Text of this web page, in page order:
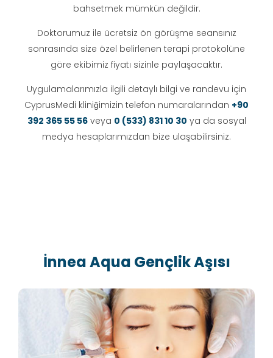
bahsetmek mümkün değildir.
Doktorumuz ile ücretsiz ön görüşme seansınız
sonrasında size özel belirlenen terapi protokolüne
göre ekibimiz fiyatı sizinle paylaşacaktır.
Uygulamalarımızla ilgili detaylı bilgi ve randevu için
CyprusMedi kliniğimizin telefon numaralarından +90
392 365 55 56veya 0 (533) 831 10 30 ya da sosyal
medya hesaplarımızdan bize ulaşabilirsiniz.
İnnea Aqua Gençlik Aşısı